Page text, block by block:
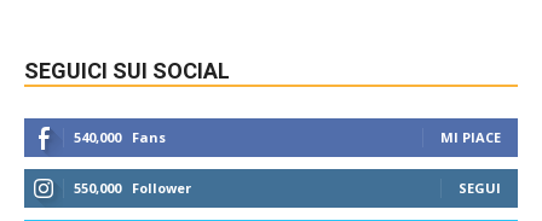
SEGUICI SUI SOCIAL
540,000 Fans MI PIACE
550,000 Follower SEGUI